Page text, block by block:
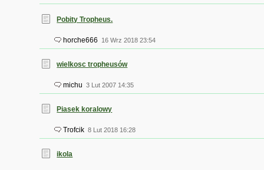
Pobity Tropheus.
horche666 16 Wrz 2018 23:54
wielkosc tropheusów
michu 3 Lut 2007 14:35
Piasek koralowy
Trofcik 8 Lut 2018 16:28
ikola